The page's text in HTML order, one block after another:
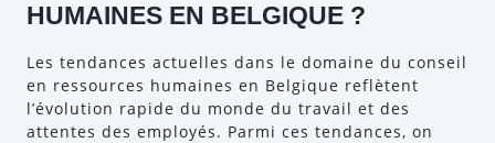
HUMAINES EN BELGIQUE ?
Les tendances actuelles dans le domaine du conseil
en ressources humaines en Belgique reflètent
l’évolution rapide du monde du travail et des
attentes des employés. Parmi ces tendances, on